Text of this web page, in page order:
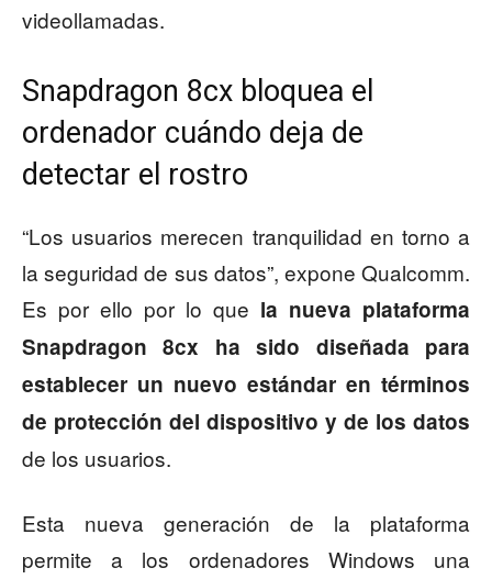
videollamadas.
Snapdragon 8cx bloquea el
ordenador cuándo deja de
detectar el rostro
“Los usuarios merecen tranquilidad en torno a
la seguridad de sus datos”, expone Qualcomm.
Es por ello por lo que la nueva plataforma
Snapdragon 8cx ha sido diseñada para
establecer un nuevo estándar en términos
de protección del dispositivo y de los datos
de los usuarios.
Esta nueva generación de la plataforma
permite a los ordenadores Windows una